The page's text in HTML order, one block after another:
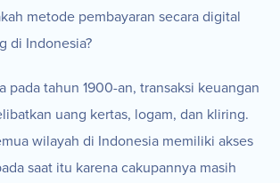
metode pembayaran secara digital
di Indonesia?
pada tahun 1900-an, transaksi keuangan
uang kertas, logam, dan kliring.
wilayah di Indonesia memiliki akses
saat itu karena cakupannya masih